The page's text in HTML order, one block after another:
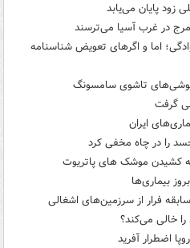
زود پایان می‌یابد
در غرب آسیا می‌ترسند
اما و اگرهای تعویض شناسنامه
تاشوی سامسونگ
ایران
را در چاه مخفی کرد
ته کشیدن موشک های پاتریوت
بیماری‌ها
فرار از سرزمین‌های اشغالی
خالی می‌کند؟
اضطرار آفرید